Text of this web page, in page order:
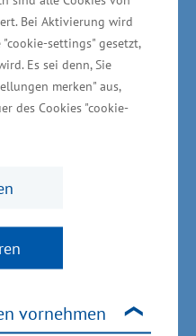
Bei Aktivierung wird
settings" gesetzt,
Es sei denn, Sie
merken" aus,
des Cookies "cookie-
vornehmen
Energie –
Me­dizintechnik und
und Anlagenbau
Über­sicht über
und